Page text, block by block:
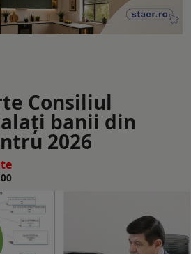
Consiliul
banii din
2026